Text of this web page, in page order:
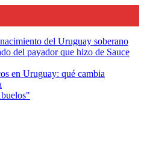
del Uruguay soberano
del payador que hizo de Sauce
en Uruguay: qué cambia